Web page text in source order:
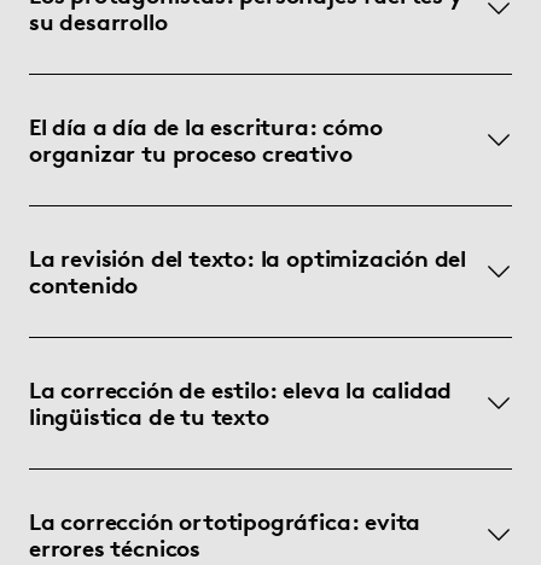
su desarrollo
El día a día de la escritura: cómo
organizar tu proceso creativo
La revisión del texto: la optimización del
contenido
La corrección de estilo: eleva la calidad
lingüistica de tu texto
La corrección ortotipográfica: evita
errores técnicos